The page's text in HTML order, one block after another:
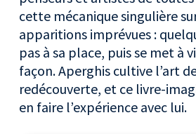
cette mécanique singulière
apparitions imprévues :
pas à sa place, puis se met à
façon. Aperghis cultive l’art
redécouverte, et ce livre-
en faire l’expérience avec lui.